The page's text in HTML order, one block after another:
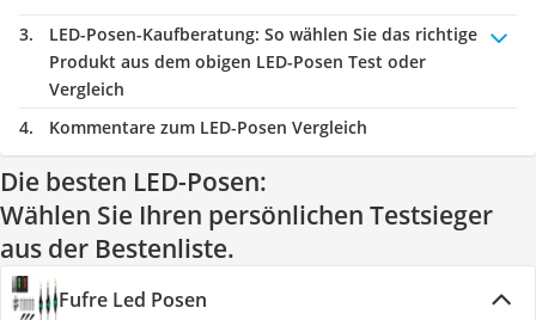
LED-Posen-Kaufberatung: So wählen Sie das richtige
Produkt aus dem obigen LED-Posen Test oder
Vergleich
Kommentare zum LED-Posen Vergleich
Die besten LED-Posen:
Wählen Sie Ihren persönlichen Testsieger
aus der Bestenliste.
Fufre Led Posen